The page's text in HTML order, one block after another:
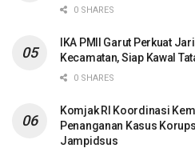
0 SHARES
IKA PMII Garut Perkuat
Kecamatan, Siap Kawal
0 SHARES
Komjak RI Koordinasi
Penanganan Kasus
Jampidsus